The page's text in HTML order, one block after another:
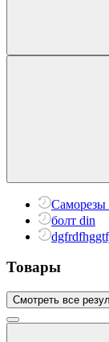
болт din
Товары
Смотреть все